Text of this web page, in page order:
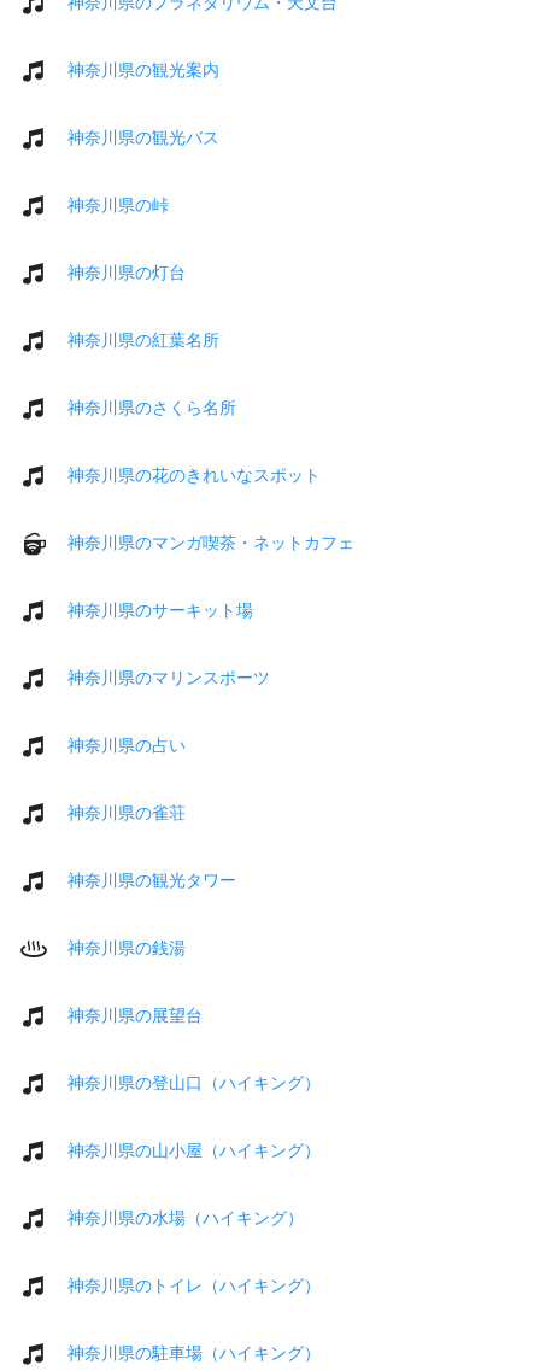
神奈川県の観光案内
神奈川県の観光バス
神奈川県の峠
神奈川県の灯台
神奈川県の紅葉名所
神奈川県のさくら名所
神奈川県の花のきれいなスポット
神奈川県のマンガ喫茶・ネットカフェ
神奈川県のサーキット場
神奈川県のマリンスポーツ
神奈川県の占い
神奈川県の雀荘
神奈川県の観光タワー
神奈川県の銭湯
神奈川県の展望台
神奈川県の登山口（ハイキング）
神奈川県の山小屋（ハイキング）
神奈川県の水場（ハイキング）
神奈川県のトイレ（ハイキング）
神奈川県の駐車場（ハイキング）